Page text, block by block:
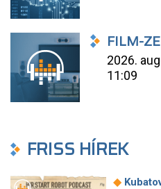
FILM-
2026.
11:09
FRISS HÍREK
◆